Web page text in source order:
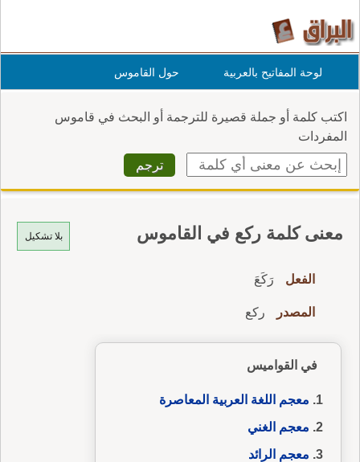
لوحة المفاتيح بالعربية حول القاموس
اكتب كلمة أو جملة قصيرة للترجمة أو البحث في قاموس
المفردات
بلا تشكيل معنى كلمة ركع في القاموس
الفعل رَكَعَ
المصدر ركع
في القواميس
معجم اللغة العربية المعاصرة
معجم الغني
معجم الرائد